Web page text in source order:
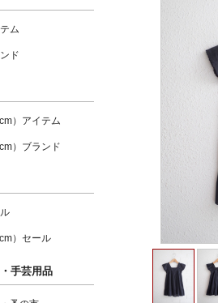
ム
ド
）アイテム
）ブランド
）セール
手芸用品